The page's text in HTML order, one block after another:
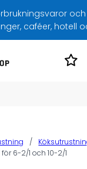
caféer, hotell
/
6-2/1 och 10-2/1